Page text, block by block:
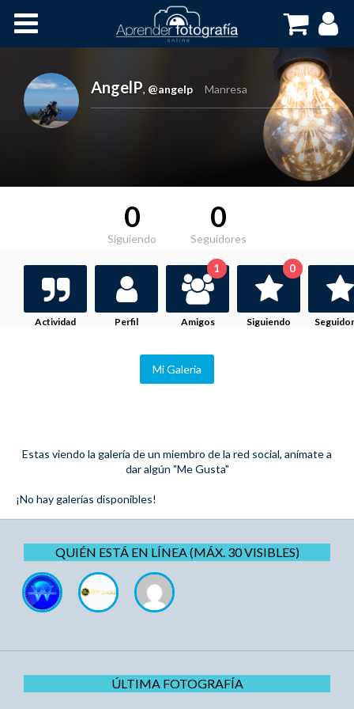
Cursos OnLine
AngelP, @angelp Manresa
0
Siguiendo
0
Seguidores
Actividad Perfil Amigos
1
Siguiendo
0
Mi Galeria
Estas viendo la galería de un miembro de la red social, anímate a
dar algún "Me Gusta"
¡No hay galerías disponibles!
QUIÉN ESTÁ EN LÍNEA (MÁX. 30 VISIBLES)
ÚLTIMA FOTOGRAFÍA